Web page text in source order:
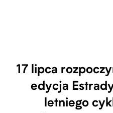
17 lipca
edycja
letniego